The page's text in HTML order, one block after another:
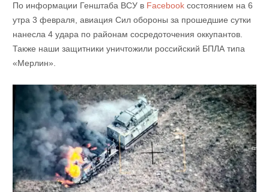
По информации Генштаба ВСУ в Facebookсостоянием на 6
утра 3 февраля, авиация Сил обороны за прошедшие сутки
нанесла 4 удара по районам сосредоточения оккупантов.
Также наши защитники уничтожили российский БПЛА типа
«Мерлин».